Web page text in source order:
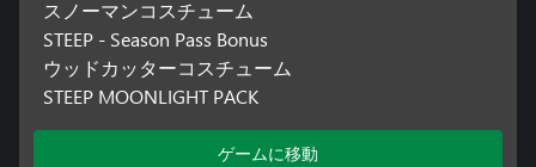
スノーマンコスチューム
STEEP - Season Pass Bonus
ウッドカッターコスチューム
STEEP MOONLIGHT PACK
ゲームに移動